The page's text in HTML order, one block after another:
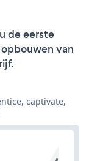
de eerste
van
captivate,